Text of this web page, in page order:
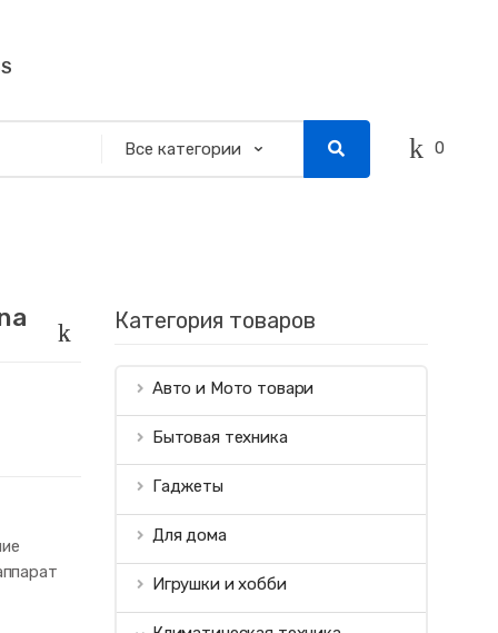
0
Категория товаров
Авто и Мото товари
Бытовая техника
Гаджеты
Для дома
Игрушки и хобби